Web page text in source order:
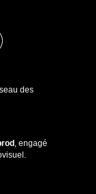
des
, engagé